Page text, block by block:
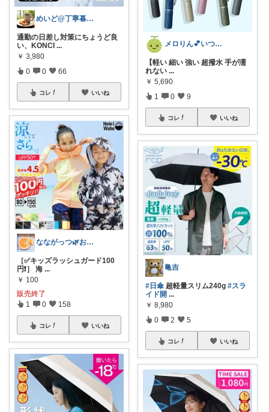
めいど@丁寧暮らし✨️
通勤の日差し対策にちょうど良
い、KONCI ...
￥ 3,980
0 0 66
コレ いいね
なながっつ🌿お得好き！コスパも大切💛
［✅キッズラッシュガード100
円❗️］ 海 ...
￥ 100
販売終了
1 0 158
コレ いいね
メロりん💕いつも有難うございます✨
【軽い 細い 強い 超撥水 手が濡
れない ...
￥ 5,690
1 0 9
コレ いいね
亀吉
#日傘 超軽量スリム240g #スラ
イド開 ...
￥ 8,980
0 2 5
コレ いいね